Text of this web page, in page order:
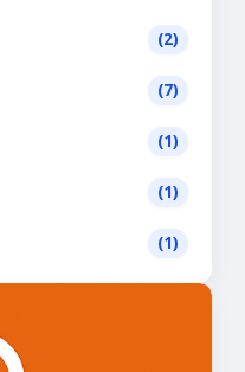
(2)
(7)
(1)
(1)
(1)